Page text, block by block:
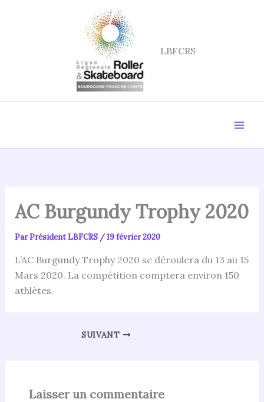
LBFCRS
AC Burgundy Trophy 2020
ParPrésident LBFCRS /19 février 2020
L’AC Burgundy Trophy 2020 se déroulera du 13 au 15
Mars 2020. La compétition comptera environ 150
athlètes.
SUIVANT
Laisser un commentaire